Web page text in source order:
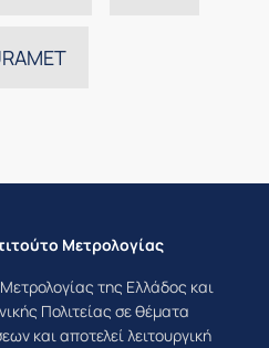
Μετρολογίας
της Ελλάδος και
Πολιτείας σε θέματα
και αποτελεί λειτουργική